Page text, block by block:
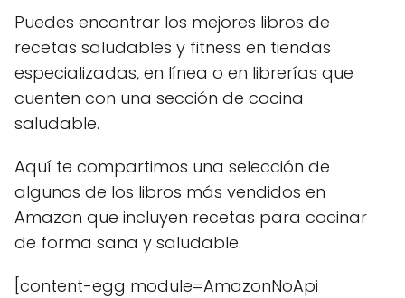
Puedes encontrar los mejores libros de
recetas saludables y fitness en tiendas
especializadas, en línea o en librerías que
cuenten con una sección de cocina
saludable.
Aquí te compartimos una selección de
algunos de los libros más vendidos en
Amazon que incluyen recetas para cocinar
de forma sana y saludable.
[content-egg module=AmazonNoApi